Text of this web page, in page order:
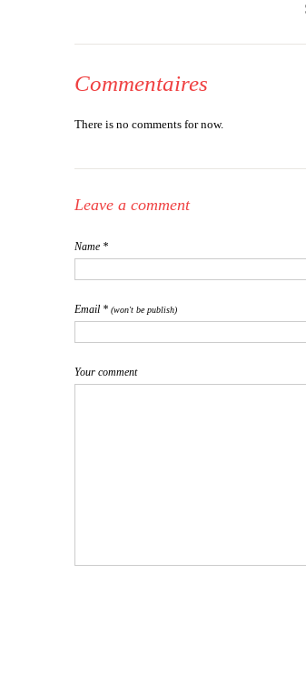
Commentaires
There is no comments for now.
Leave a comment
Name *
Email * (won't be publish)
Your comment